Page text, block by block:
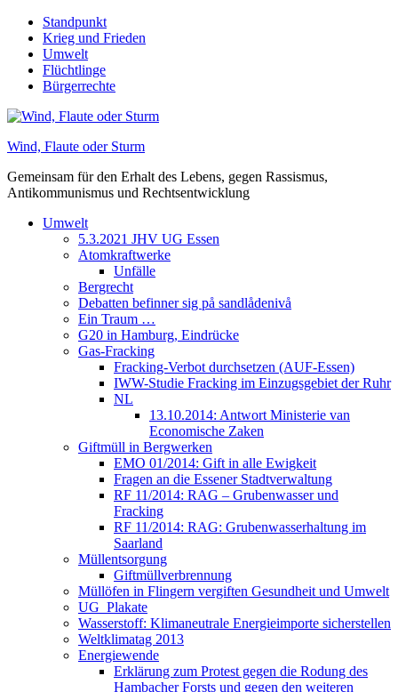
Skip
content
Standpunkt
Krieg und Frieden
Umwelt
Flüchtlinge
Bürgerrechte
Wind, Flaute oder Sturm
Gemeinsam für den Erhalt des Lebens, gegen Rassismus,
Antikommunismus und Rechtsentwicklung
Umwelt
5.3.2021 JHV UG Essen
Atomkraftwerke
Unfälle
Bergrecht
Debatten befinner sig på sandlådenivå
Ein Traum …
G20 in Hamburg, Eindrücke
Gas-Fracking
Fracking-Verbot durchsetzen (AUF-Essen)
IWW-Studie Fracking im Einzugsgebiet der Ruhr
NL
13.10.2014: Antwort Ministerie van
Economische Zaken
Giftmüll in Bergwerken
EMO 01/2014: Gift in alle Ewigkeit
Fragen an die Essener Stadtverwaltung
RF 11/2014: RAG – Grubenwasser und
Fracking
RF 11/2014: RAG: Grubenwasserhaltung im
Saarland
Müllentsorgung
Giftmüllverbrennung
Müllöfen in Flingern vergiften Gesundheit und Umwelt
UG_Plakate
Wasserstoff: Klimaneutrale Energieimporte sicherstellen
Weltklimatag 2013
Energiewende
Erklärung zum Protest gegen die Rodung des
Hambacher Forsts und gegen den weiteren